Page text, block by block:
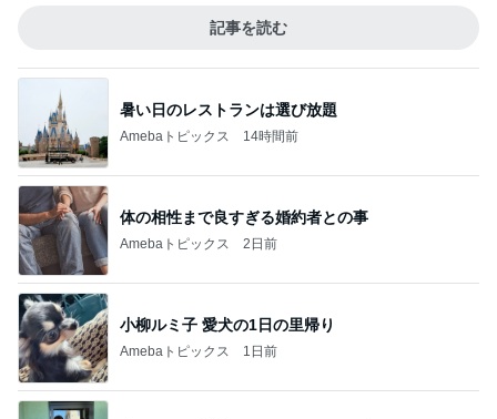
記事を読む
暑い日のレストランは選び放題
Amebaトピックス 14時間前
体の相性まで良すぎる婚約者との事
Amebaトピックス 2日前
小柳ルミ子 愛犬の1日の里帰り
Amebaトピックス 1日前